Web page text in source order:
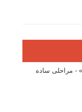
مراحلی ساده